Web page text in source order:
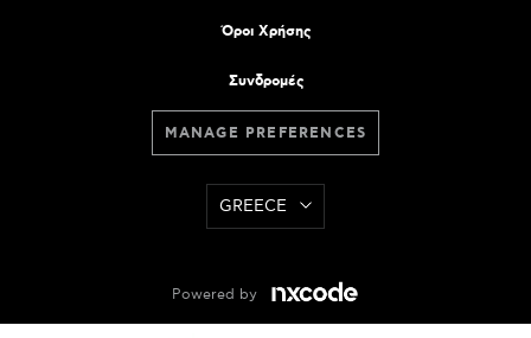
Όροι Χρήσης
Συνδρομές
MANAGE PREFERENCES
GREECE
Powered by